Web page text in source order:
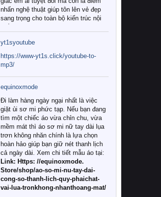
nhấn nghệ thuật giúp tôn lên vẻ đẹp
sang trọng cho toàn bộ kiến trúc nội
Tuy nhiên, giữa thị trường đa dạng
với vô vàn thương hiệu và mẫu mã
như hiện nay, làm thế nào để chọn
được những bộ chăn ga gối đệm cao
cấp thực sự chất lượng, phù hợp với
khí hậu và nhu cầu sử dụng của gia
đình? Hãy cùng chúng tôi đi tìm lời
giải đáp chi tiết qua bài viết dưới đây.
1. Tại sao các gia đình hiện đại lại ưa
chuộng chăn ga gối đệm cao cấp?
Khác với các dòng sản phẩm thông
thường, những bộ chăn ga gối đệm
cao cấp trải qua quy trình sản xuất
nghiêm ngặt từ khâu chọn lọc nguyên
liệu tự nhiên đến công nghệ dệt
nhuộm hiện đại không chứa hóa chất
yt1syoutube
https://www-yt1s.click/youtube-to-
mp3/
equinoxmode
Đi làm hàng ngày ngại nhất là việc
giặt ủi sơ mi phức tạp. Nếu bạn đang
tìm một chiếc áo vừa chỉn chu, vừa
mềm mát thì áo sơ mi nữ tay dài lụa
trơn không nhăn chính là lựa chọn
hoàn hảo giúp bạn giữ nét thanh lịch
cả ngày dài. Xem chi tiết mẫu áo tại:
Link: Https: //equinoxmode.
Store/shop/ao-so-mi-nu-tay-dai-
cong-so-thanh-lich-quy-phaichat-
vai-lua-tronkhong-nhanthoang-mat/